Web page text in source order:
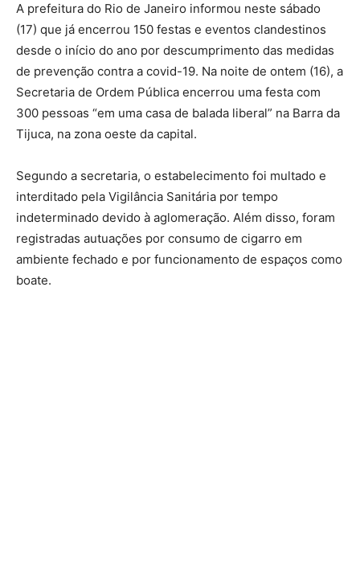
A prefeitura do Rio de Janeiro informou neste sábado
(17) que já encerrou 150 festas e eventos clandestinos
desde o início do ano por descumprimento das medidas
de prevenção contra a covid-19. Na noite de ontem (16), a
Secretaria de Ordem Pública encerrou uma festa com
300 pessoas “em uma casa de balada liberal” na Barra da
Tijuca, na zona oeste da capital.
Segundo a secretaria, o estabelecimento foi multado e
interditado pela Vigilância Sanitária por tempo
indeterminado devido à aglomeração. Além disso, foram
registradas autuações por consumo de cigarro em
ambiente fechado e por funcionamento de espaços como
boate.